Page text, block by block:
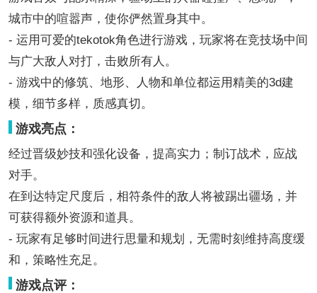
城市中的喧嚣声，使你俨然置身其中。
- 运用可爱的tekotok角色进行游戏，玩家将在竞技场中间
与广大敌人对打，击败所有人。
- 游戏中的修筑、地形、人物和单位都运用精美的3d建
模，细节多样，质感真切。
游戏亮点：
经过晋级妙技和强化设备，提高实力；制订战术，应战
对手。
在到达特定尺度后，相符条件的敌人将被踢出疆场，并
可获得额外资源和道具。
- 玩家有足够时间进行思量和规划，无需时刻维持高度缓
和，策略性充足。
游戏点评：